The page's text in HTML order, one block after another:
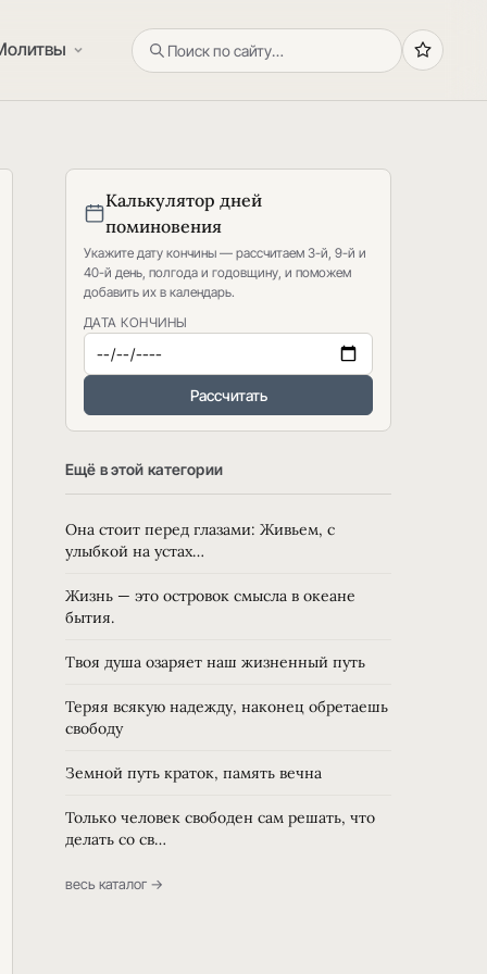
Калькулятор дней
поминовения
Укажите дату кончины — рассчитаем 3-й, 9-й и
40-й день, полгода и годовщину, и поможем
добавить их в календарь.
ДАТА КОНЧИНЫ
Рассчитать
Ещё в этой категории
Она стоит перед глазами: Живьем, с
улыбкой на устах…
Жизнь — это островок смысла в океане
бытия.
Твоя душа озаряет наш жизненный путь
Теряя всякую надежду, наконец обретаешь
свободу
Земной путь краток, память вечна
Только человек свободен сам решать, что
делать со св…
весь каталог →